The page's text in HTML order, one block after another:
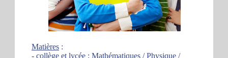
Matières :
- collège et lycée : Mathématiques / Physique /